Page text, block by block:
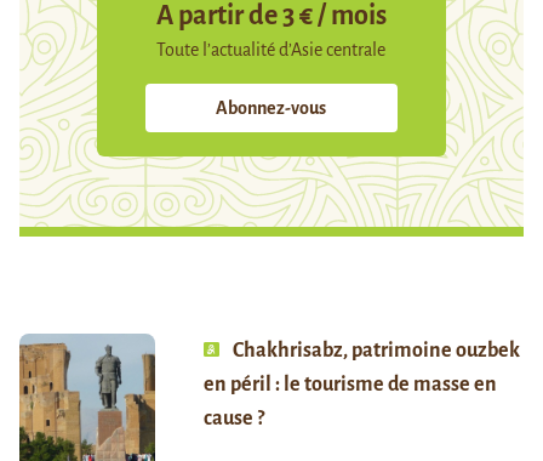
A partir de 3 € / mois
Toute l’actualité d’Asie centrale
Abonnez-vous
Chakhrisabz, patrimoine ouzbek
en péril : le tourisme de masse en
cause ?